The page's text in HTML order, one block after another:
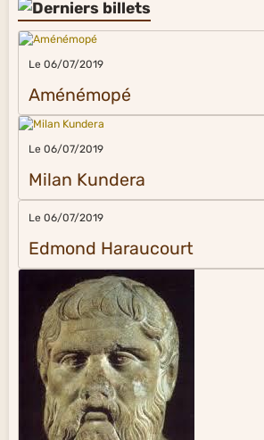
Le 06/07/2019
Aménémopé
Le 06/07/2019
Milan Kundera
Le 06/07/2019
Edmond Haraucourt